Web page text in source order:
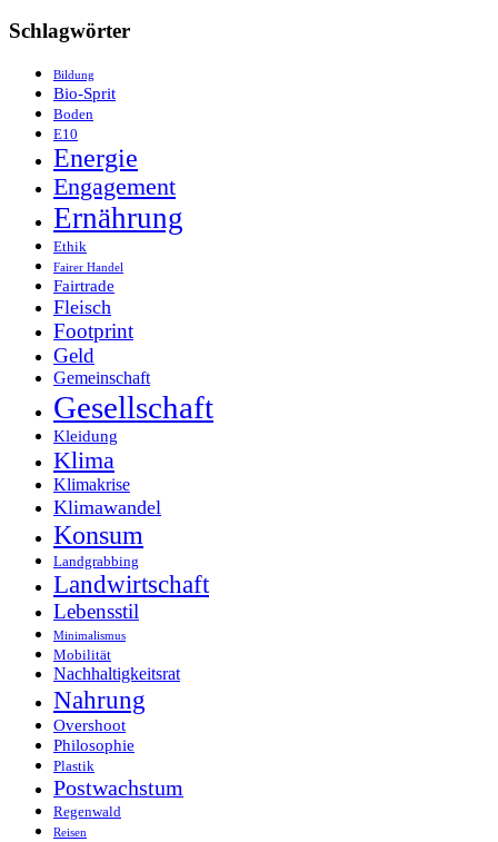
Schlagwörter
Bildung
Bio-Sprit
Boden
E10
Energie
Engagement
Ernährung
Ethik
Fairer Handel
Fairtrade
Fleisch
Footprint
Geld
Gemeinschaft
Gesellschaft
Kleidung
Klima
Klimakrise
Klimawandel
Konsum
Landgrabbing
Landwirtschaft
Lebensstil
Minimalismus
Mobilität
Nachhaltigkeitsrat
Nahrung
Overshoot
Philosophie
Plastik
Postwachstum
Regenwald
Reisen